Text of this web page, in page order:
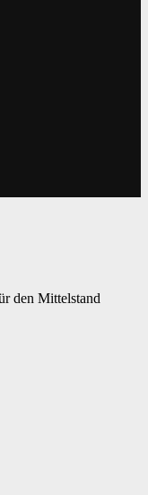
den Mittelstand